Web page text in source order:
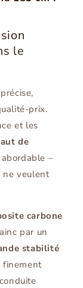
le
prix.
et les
de
–
ne veulent
carbone
par un
stabilité
finement